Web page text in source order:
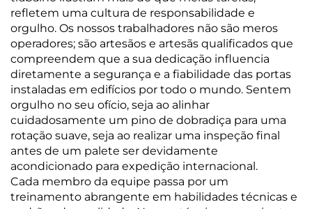
refletem uma cultura de responsabilidade e
orgulho. Os nossos trabalhadores não são meros
operadores; são artesãos e artesãs qualificados que
compreendem que a sua dedicação influencia
diretamente a segurança e a fiabilidade das portas
instaladas em edifícios por todo o mundo. Sentem
orgulho no seu ofício, seja ao alinhar
cuidadosamente um pino de dobradiça para uma
rotação suave, seja ao realizar uma inspeção final
antes de um palete ser devidamente
acondicionado para expedição internacional.
Cada membro da equipe passa por um
treinamento abrangente em habilidades técnicas e